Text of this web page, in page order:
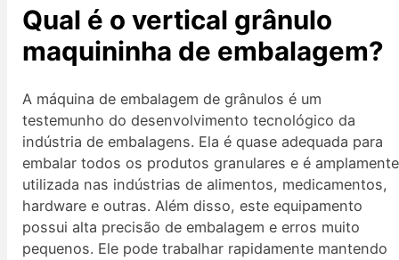
Qual é o vertical grânulo
maquininha de embalagem?
A máquina de embalagem de grânulos é um
testemunho do desenvolvimento tecnológico da
indústria de embalagens. Ela é quase adequada para
embalar todos os produtos granulares e é amplamente
utilizada nas indústrias de alimentos, medicamentos,
hardware e outras. Além disso, este equipamento
possui alta precisão de embalagem e erros muito
pequenos. Ele pode trabalhar rapidamente mantendo